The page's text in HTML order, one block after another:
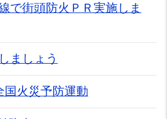
で街頭防火ＰＲ実施しま
ましょう
国火災予防運動